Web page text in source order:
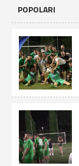
POPOLARI